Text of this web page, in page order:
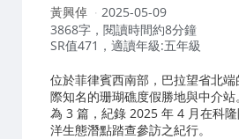
作
者：
黃興倬
2025-05-09
3868字，閱讀時間約8分鐘
SR值471，適讀年級:五年級
位於菲律賓西南部，巴拉望省北
際知名的珊瑚礁度假勝地與中介
為 3 篇，紀錄 2025 年 4 月在科
洋生態潛點踏查參訪之紀行。